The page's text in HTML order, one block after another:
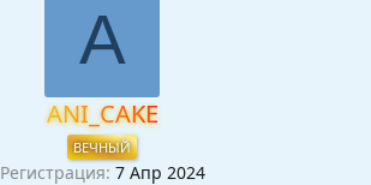
A
ANI_CAKE
ВЕЧНЫЙ
Регистрация 7 Апр 2024